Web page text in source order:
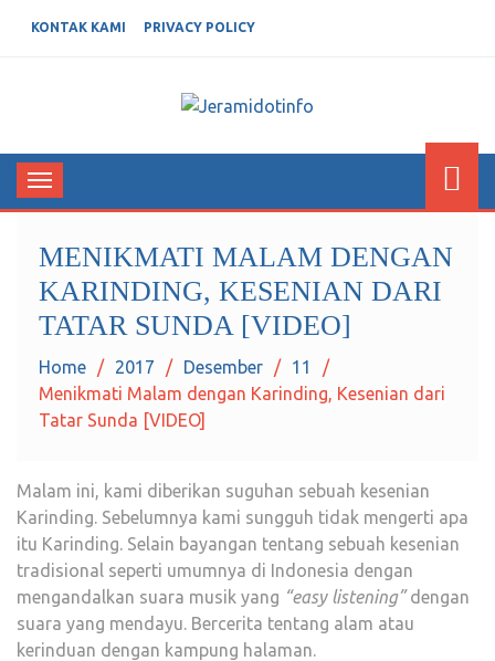
KONTAK KAMI PRIVACY POLICY
JERAMIDOTINFO
Toggle
navigation
MENIKMATI MALAM DENGAN
KARINDING, KESENIAN DARI
TATAR SUNDA [VIDEO]
Home 2017 Desember
11
Menikmati Malam dengan Karinding, Kesenian dari
Tatar Sunda [VIDEO]
Malam ini, kami diberikan suguhan sebuah kesenian
Karinding. Sebelumnya kami sungguh tidak mengerti apa
itu Karinding. Selain bayangan tentang sebuah kesenian
tradisional seperti umumnya di Indonesia dengan
mengandalkan suara musik yang “easy listening”dengan
suara yang mendayu. Bercerita tentang alam atau
kerinduan dengan kampung halaman.